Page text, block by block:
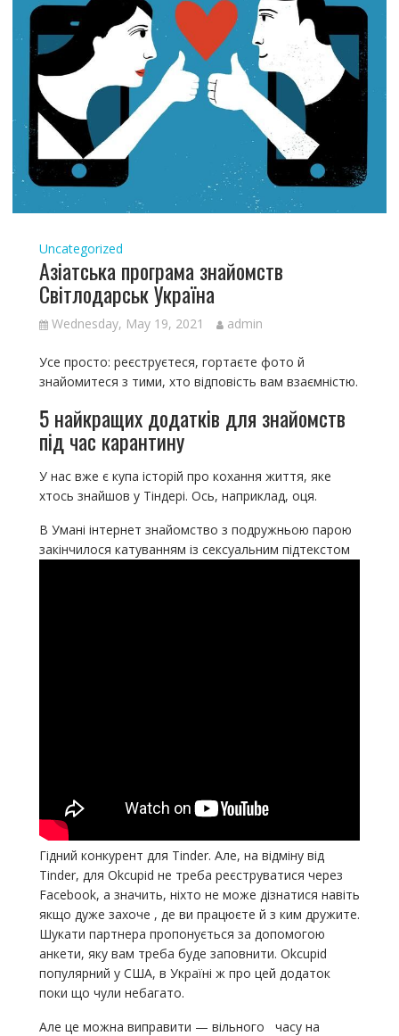
Uncategorized
Азіатська програма знайомств
Світлодарськ Україна
Wednesday, May 19, 2021 admin
Усе просто: реєструєтеся, гортаєте фото й
знайомитеся з тими, хто відповість вам взаємністю.
5 найкращих додатків для знайомств
під час карантину
У нас вже є купа історій про кохання життя, яке
хтось знайшов у Тіндері. Ось, наприклад, оця.
В Умані інтернет знайомство з подружньою парою
закінчилося катуванням із сексуальним підтекстом
Гідний конкурент для Tinder. Але, на відміну від
Tinder, для Okcupid не треба реєструватися через
Facebook, а значить, ніхто не може дізнатися навіть
якщо дуже захоче , де ви працюєте й з ким дружите.
Шукати партнера пропонується за допомогою
анкети, яку вам треба буде заповнити. Okcupid
популярний у США, в Україні ж про цей додаток
поки що чули небагато.
Але це можна виправити — вільного часу на